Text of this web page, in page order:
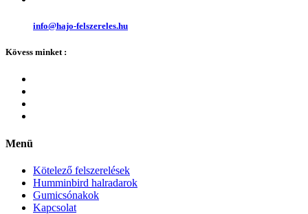
info@hajo-felszereles.hu
Kövess minket :
Menü
Kötelező felszerelések
Humminbird halradarok
Gumicsónakok
Kapcsolat